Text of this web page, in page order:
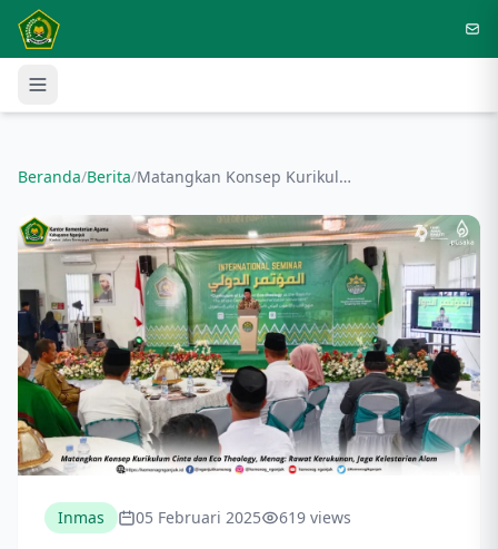
Langsung ke konten utama
Beranda/Berita/ Matangkan Konsep Kurikulum Cinta dan Eco Theology, Menag: Rawat Kerukunan, Jaga Kelestarian Alam
Inmas 05 Februari 2025 619 views